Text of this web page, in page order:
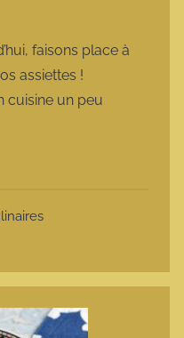
faisons place à
assiettes !
cuisine un peu